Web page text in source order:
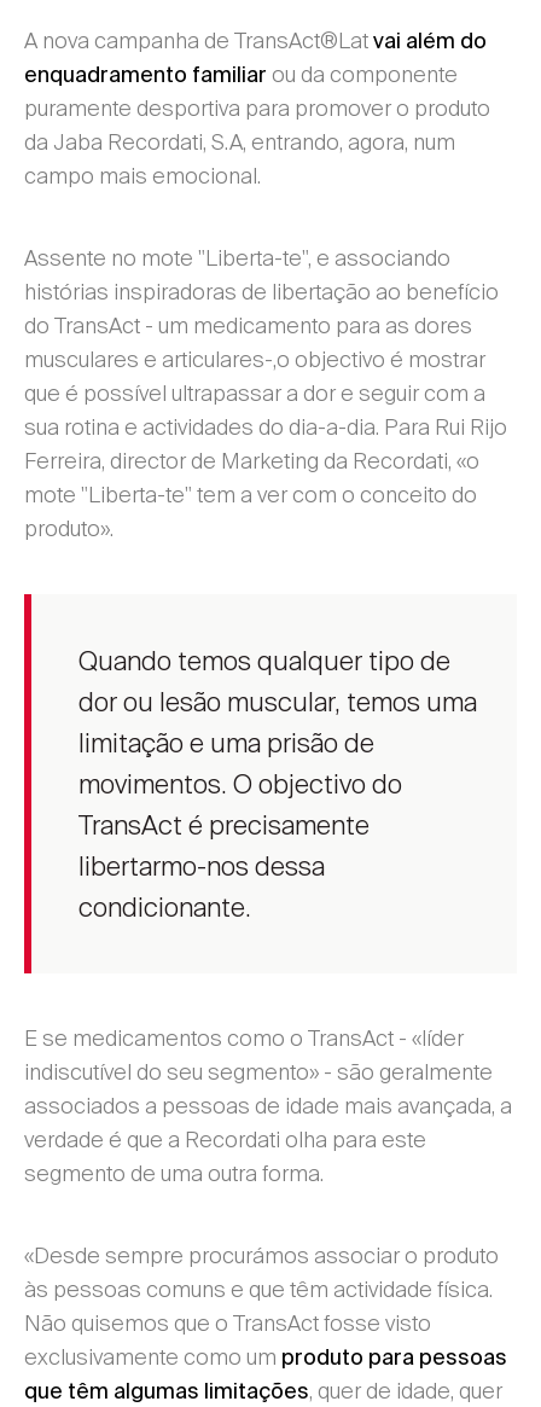
A nova campanha de TransAct®Latvai além do
enquadramento familiar ou da componente
puramente desportiva para promover o produto
da Jaba Recordati, S.A, entrando, agora, num
campo mais emocional.
Assente no mote "Liberta-te", e associando
histórias inspiradoras de libertação ao benefício
do TransAct - um medicamento para as dores
musculares e articulares-,o objectivo é mostrar
que é possível ultrapassar a dor e seguir com a
sua rotina e actividades do dia-a-dia. Para Rui Rijo
Ferreira, director de Marketing da Recordati, «o
mote "Liberta-te" tem a ver com o conceito do
produto».
Quando temos qualquer tipo de
dor ou lesão muscular, temos uma
limitação e uma prisão de
movimentos. O objectivo do
TransAct é precisamente
libertarmo-nos dessa
condicionante.
E se medicamentos como o TransAct - «líder
indiscutível do seu segmento» - são geralmente
associados a pessoas de idade mais avançada, a
verdade é que a Recordati olha para este
segmento de uma outra forma.
«Desde sempre procurámos associar o produto
às pessoas comuns e que têm actividade física.
Não quisemos que o TransAct fosse visto
exclusivamente como um produto para pessoas
que têm algumas limitações, quer de idade, quer